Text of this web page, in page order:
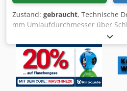
Zustand: gebraucht, Technische
mm Umlaufdurchmesser über
Hinterdrehschlitten: 250 mm
mm Spitzenweite: 900 mm
Drehzahlbereich - stufenlos: 1,8 -
Rücklaufdrehzahl: 23 / 32 / 46 /
Quervorschub: 0,07 - 1,11 / 36
Längsvorschübe:: 0,063 - 0,63 / 12